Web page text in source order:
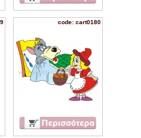
code: cart0180